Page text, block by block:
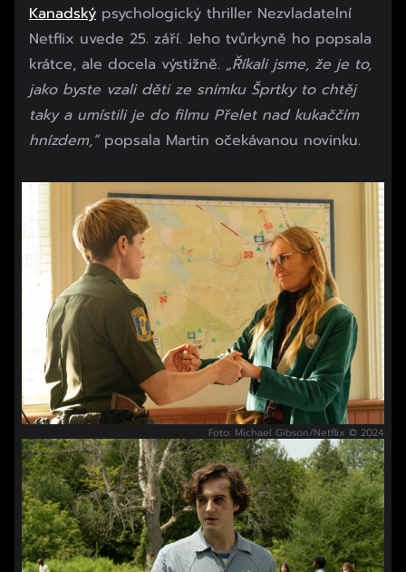
Kanadský psychologický thriller Nezvladatelní
Netflix uvede 25. září. Jeho tvůrkyně ho popsala
krátce, ale docela výstižně. „Říkali jsme, že je to,
jako byste vzali děti ze snímku Šprtky to chtěj
taky a umístili je do filmu Přelet nad kukaččím
hnízdem,” popsala Martin očekávanou novinku.
Foto: Michael Gibson/Netflix © 2024